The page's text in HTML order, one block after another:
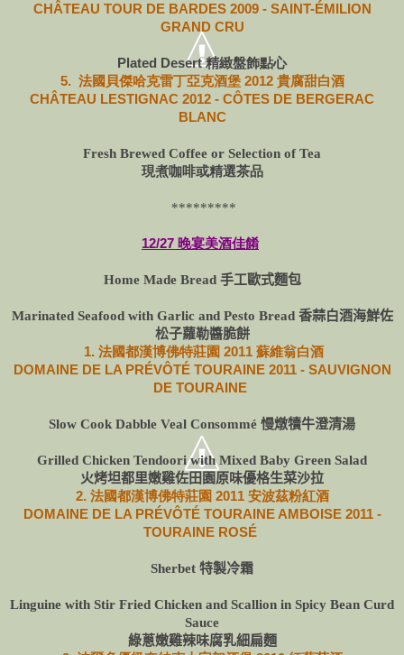
CHÂTEAU TOUR DE BARDES 2009 - SAINT-ÉMILION
GRAND CRU
Plated Desert 精緻盤飾點心
5. 法國貝傑哈克雷丁亞克酒堡 2012 貴腐甜白酒
CHÂTEAU LESTIGNAC 2012 - CÔTES DE BERGERAC
BLANC
Fresh Brewed Coffee or Selection of Tea
現煮咖啡或精選茶品
*********
12/27 晚宴美酒佳餚
Home Made Bread 手工歐式麵包
Marinated Seafood with Garlic and Pesto Bread 香蒜白酒海鮮佐
松子蘿勒醬脆餅
1. 法國都漢博佛特莊園 2011 蘇維翁白酒
DOMAINE DE LA PRÉVÔTÉ TOURAINE 2011 - SAUVIGNON
DE TOURAINE
Slow Cook Dabble Veal Consommé 慢燉犢牛澄清湯
Grilled Chicken Tendoori with Mixed Baby Green Salad
火烤坦都里嫩雞佐田園原味優格生菜沙拉
2. 法國都漢博佛特莊園 2011 安波茲粉紅酒
DOMAINE DE LA PRÉVÔTÉ TOURAINE AMBOISE 2011 -
TOURAINE ROSÉ
Sherbet 特製冷霜
Linguine with Stir Fried Chicken and Scallion in Spicy Bean Curd
Sauce
綠蔥嫩雞辣味腐乳細扁麵